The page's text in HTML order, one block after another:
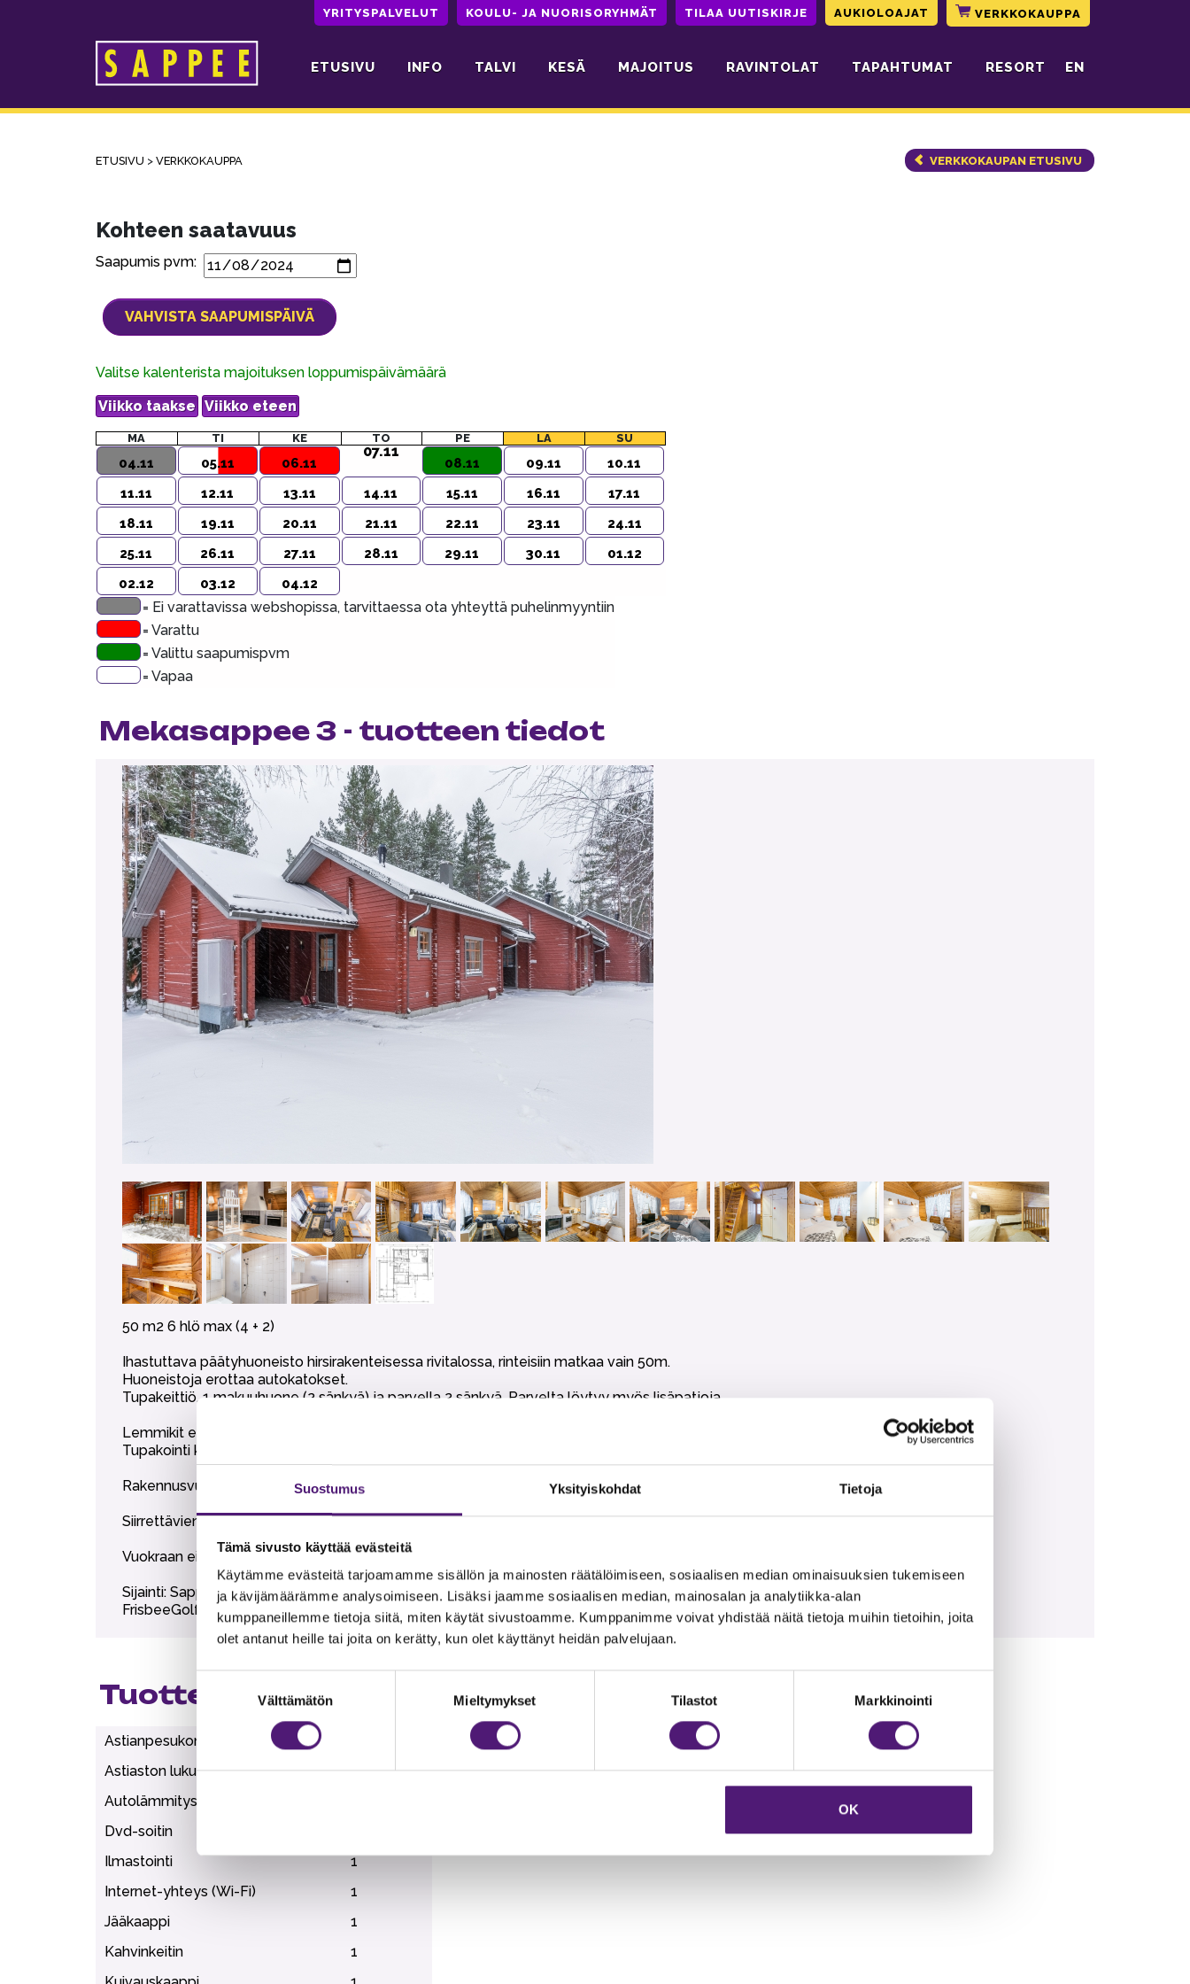
Suostumus Yksityiskohdat Tietoja
Tämä sivusto käyttää evästeitä
Käytämme evästeitä tarjoamamme sisällön ja mainosten räätälöimiseen, sosiaalisen median ominaisuuksien tukemiseen
ja kävijämäärämme analysoimiseen. Lisäksi jaamme sosiaalisen median, mainosalan ja analytiikka-alan
kumppaneillemme tietoja siitä, miten käytät sivustoamme. Kumppanimme voivat yhdistää näitä tietoja muihin tietoihin, joita
olet antanut heille tai joita on kerätty, kun olet käyttänyt heidän palvelujaan.
valinta
Välttämätön Mieltymykset Tilastot Markkinointi
OK
YRITYSPALVELUT KOULU- JA NUORISORYHMÄT TILAA UUTISKIRJE AUKIOLOAJAT VERKKOKAUPPA
Päävalikko ETUSIVU INFO TALVI KESÄ MAJOITUS RAVINTOLAT TAPAHTUMAT RESORT EN
ETUSIVU > VERKKOKAUPPA VERKKOKAUPAN ETUSIVU
Kohteen saatavuus
Saapumis pvm:
Valitse kalenterista majoituksen loppumispäivämäärä
MA TI KE TO PE LA SU
04.11 05.11 06.11
07.11
08.11 09.11
10.11
11.11
12.11 13.11 14.11 15.11 16.11
17.11
18.11
19.11 20.11 21.11 22.11 23.11
24.11
25.11
26.11 27.11 28.11 29.11 30.11
01.12
02.12
03.12 04.12
= Ei varattavissa webshopissa, tarvittaessa ota yhteyttä puhelinmyyntiin
= Varattu
= Valittu saapumispvm
= Vapaa
Mekasappee 3 - tuotteen tiedot
50 m2 6 hlö max (4 + 2)
Ihastuttava päätyhuoneisto hirsirakenteisessa rivitalossa, rinteisiin matkaa vain 50m.
Huoneistoja erottaa autokatokset.
Tupakeittiö, 1 makuuhuone (2 sänkyä) ja parvella 2 sänkyä. Parvelta löytyy myös lisäpatjoja.
Lemmikit ei sallittuja.
Tupakointi kielletty sisätiloissa.
Rakennusvuosi 1990, sisutus uusittu syksyllä 2016.
Siirrettävien paljujen tuonti alueelle on ehdottomasti kielletty.
Vuokraan ei sisälly liinavaatteet, pyyhkeet, wc tai talouspaperit eikä loppusiivous. Nämä voi halutessaan ostaa lisäpalveluna.
Sijainti: Sappeen huipulla, rinteiden ja palveluiden vieressä, Tapahtumakeskus Huippuun 200 m. Lastenrinteeseen 50 m,
FrisbeeGolf 300 m. Karustantien uimapaikkaan matkaa noin 3 km, tämä ranta on matalaa, hiekkapohjaista rantaa.
Tuotteen lisätiedot
Astianpesukone
Astiaston lukumäärä
6
Autolämmityspaikka
Dvd-soitin
Ilmastointi
1
Internet-yhteys (Wi-Fi)
1
Jääkaappi
1
Kahvinkeitin
1